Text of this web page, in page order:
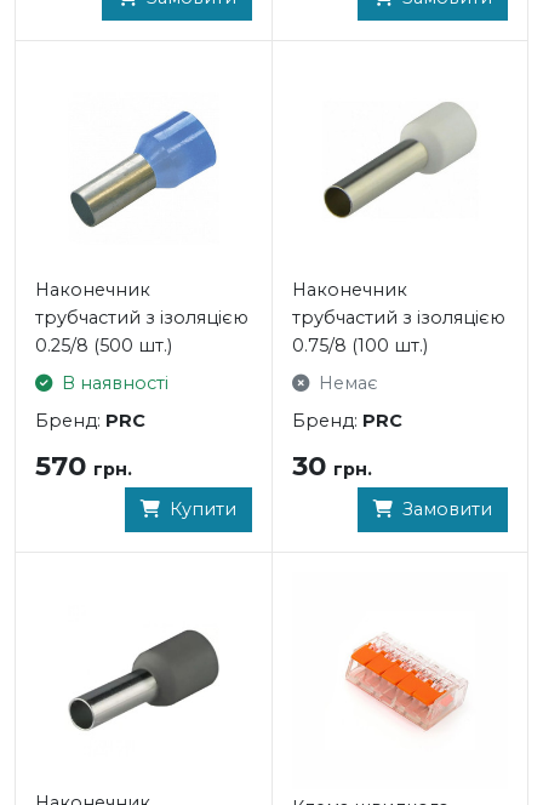
Наконечник
трубчаcтий з ізоляцією
0.25/8 (500 шт.)
В наявності
Бренд: PRC
570 грн.
Купити
Наконечник
трубчаcтий з ізоляцією
0.75/8 (100 шт.)
Немає
Бренд: PRC
30 грн.
Замовити